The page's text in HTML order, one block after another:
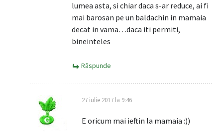
lumea asta, si chiar daca s-ar reduce, ai fi
mai barosan pe un baldachin in mamaia
decat in vama…daca iti permiti,
bineinteles
Răspunde
27 iulie 2017 la 9:46
E oricum mai ieftin la mamaia :))